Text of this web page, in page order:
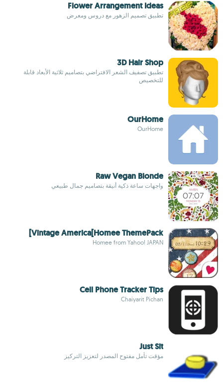
Flower Arrangement Ideas
تطبيق تصميم الزهور مع دروس ومعرض
3D Hair Shop
تطبيق تصفيف الشعر الافتراضي بتصاميم ثلاثية الأبعاد قابلة
للتخصيص
OurHome
OurHome
Raw Vegan Blonde
واجهات ساعة ذكية أنيقة بتصاميم جمال طبيعي
Vintage America[Homee ThemePack]
Homee from Yahoo! JAPAN
Cell Phone Tracker Tips
Chaiyarit Pichan
Just Sit
مؤقت تأمل مفتوح المصدر لتعزيز التركيز